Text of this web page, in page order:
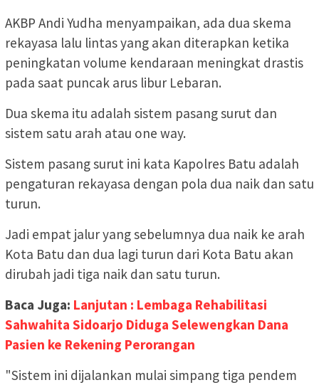
AKBP Andi Yudha menyampaikan, ada dua skema
rekayasa lalu lintas yang akan diterapkan ketika
peningkatan volume kendaraan meningkat drastis
pada saat puncak arus libur Lebaran.
Dua skema itu adalah sistem pasang surut dan
sistem satu arah atau one way.
Sistem pasang surut ini kata Kapolres Batu adalah
pengaturan rekayasa dengan pola dua naik dan satu
turun.
Jadi empat jalur yang sebelumnya dua naik ke arah
Kota Batu dan dua lagi turun dari Kota Batu akan
dirubah jadi tiga naik dan satu turun.
Baca Juga: Lanjutan : Lembaga Rehabilitasi
Sahwahita Sidoarjo Diduga Selewengkan Dana
Pasien ke Rekening Perorangan
"Sistem ini dijalankan mulai simpang tiga pendem